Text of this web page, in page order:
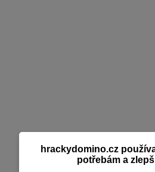
hrackydomino.cz
potřebám a